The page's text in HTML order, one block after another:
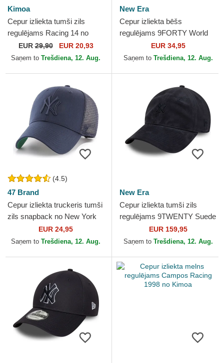
Kimoa
Cepur izliekta tumši zils
regulējams Racing 14 no
Kimoa
EUR29,90 EUR 20,93
Saņem to Trešdiena, 12. Aug.
New Era
Cepur izliekta bēšs
regulējams 9FORTY World
Series no New York Yankees
MLB no New Era
EUR 34,95
Saņem to Trešdiena, 12. Aug.
(4.5)
47 Brand
Cepur izliekta truckeris tumši
zils snapback no New York
Yankees MLB no 47 Brand
EUR 24,95
Saņem to Trešdiena, 12. Aug.
New Era
Cepur izliekta tumši zils
regulējams 9TWENTY Suede
no New York Yankees MLB
no New Era
EUR 159,95
Saņem to Trešdiena, 12. Aug.